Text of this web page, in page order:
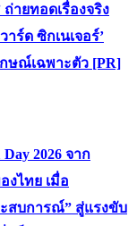
ถ่ายทอดเรื่องจริง
ร์ด ซิกเนเจอร์’
ษณ์เฉพาะตัว [PR]
2026 จาก
งไทย เมื่อ
ะสบการณ์” สู่แรงขับ